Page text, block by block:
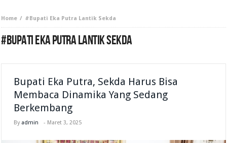
Home #Bupati Eka Putra Lantik Sekda
#BUPATI EKA PUTRA LANTIK SEKDA
Bupati Eka Putra, Sekda Harus Bisa
Membaca Dinamika Yang Sedang
Berkembang
By admin - Maret 3, 2025